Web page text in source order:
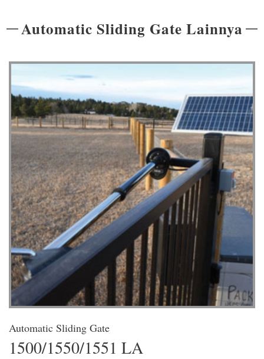
Automatic Sliding Gate Lainnya
Automatic Sliding Gate
1500/1550/1551 LA